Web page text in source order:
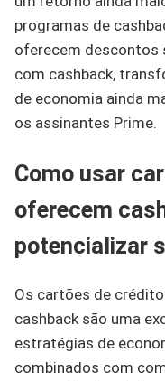
programas de
oferecem descontos
com cashback,
de economia ainda
os assinantes Prime.
Como usar
oferecem
potencializar
Os cartões de
cashback são uma
estratégias de
combinados com